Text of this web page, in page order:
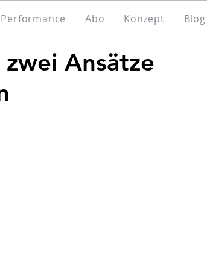
Performance Abo Konzept Blog
Ansätze